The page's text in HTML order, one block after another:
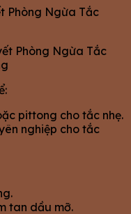
Phòng Ngừa Tắc
pittong cho tắc nhẹ.
nghiệp cho tắc
tan dầu mỡ.